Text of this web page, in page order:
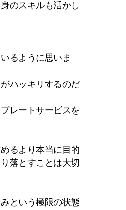
のスキルも活かし
るように思いま
ハッキリするのだ
レートサービスを
るより本当に目的
落とすことは大切
という極限の状態